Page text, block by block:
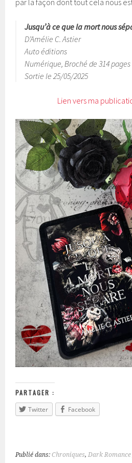
Jusqu’à ce que la mort nous
D’Amélie C. Astier
Auto éditions
Numérique, Broché de 314 pages
Sortie le 25/05/2025
Lien vers ma
PARTAGER :
Twitter
Facebook
Publié dans:Chroniques,Dark